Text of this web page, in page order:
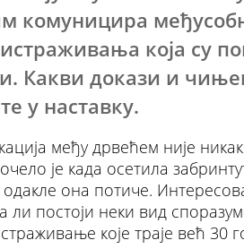
комуницира
која су
Какви докази и
у наставку.
међу дрвећем није
је када осетила
она потиче.
ли постоји неки вид
које траје већ 30